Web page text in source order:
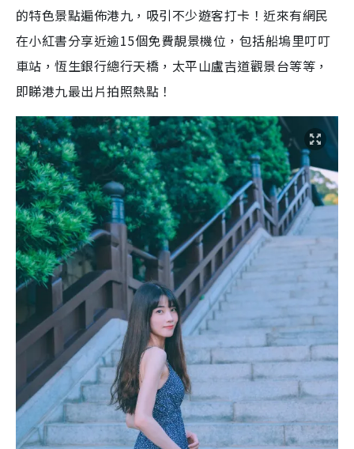
的特色景點遍佈港九，吸引不少遊客打卡！近來有網民
在小紅書分享近逾15個免費靚景機位，包括船塢里叮叮
車站，恆生銀行總行天橋，太平山盧吉道觀景台等等，
即睇港九最出片拍照熱點！